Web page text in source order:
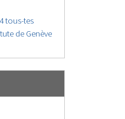
tous-tes
de Genève